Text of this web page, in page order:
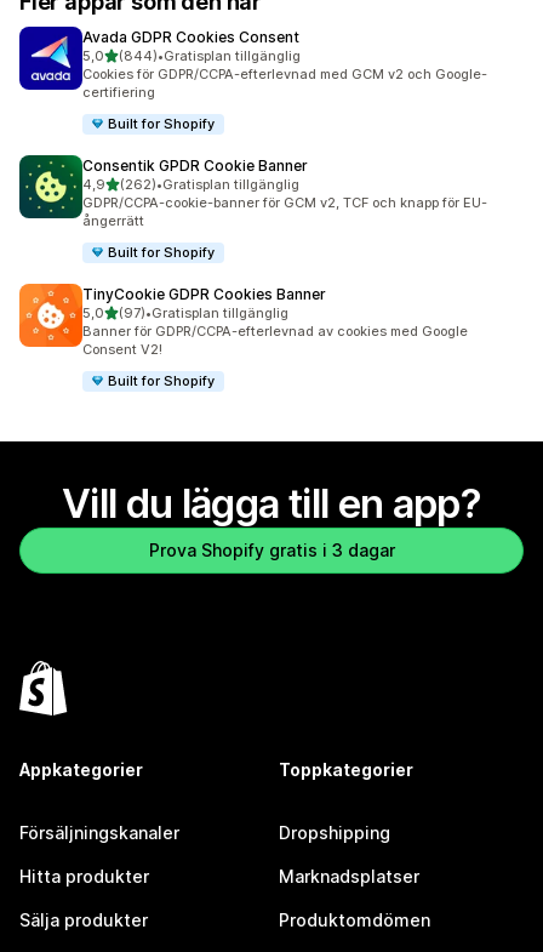
Avada GDPR Cookies Consent
5,0av 5 stjärnor
(844)
844 recensioner totalt
•Gratisplan tillgänglig
Cookies för GDPR/CCPA-efterlevnad med GCM v2 och Google-
certifiering
Built for Shopify
Consentik GPDR Cookie Banner
4,9av 5 stjärnor
(262)
262 recensioner totalt
•Gratisplan tillgänglig
GDPR/CCPA-cookie-banner för GCM v2, TCF och knapp för EU-
ångerrätt
Built for Shopify
TinyCookie GDPR Cookies Banner
5,0av 5 stjärnor
(97)
97 recensioner totalt
•Gratisplan tillgänglig
Banner för GDPR/CCPA-efterlevnad av cookies med Google
Consent V2!
Built for Shopify
Vill du lägga till en app?
Prova Shopify gratis i 3 dagar
Appkategorier
Försäljningskanaler
Hitta produkter
Sälja produkter
Toppkategorier
Dropshipping
Marknadsplatser
Produktomdömen